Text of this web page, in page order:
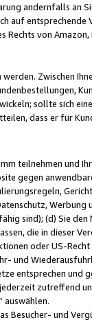
andernfalls an
auf
von
Zwischen
sollte sich
dass er für
teilnehmen und
gegen
sind); (d) Sie
die in dieser
oder US-
und
entsprechen und
zutreffend
auswählen.
Besucher- und